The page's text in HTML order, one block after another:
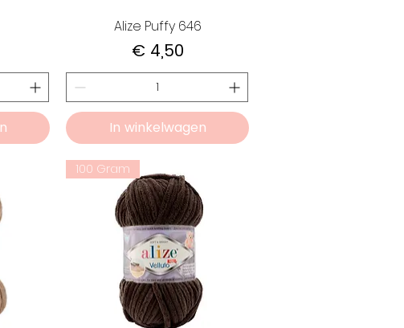
Alize Puffy 646
Prijs
€ 4,50
In winkelwagen
100 Gram